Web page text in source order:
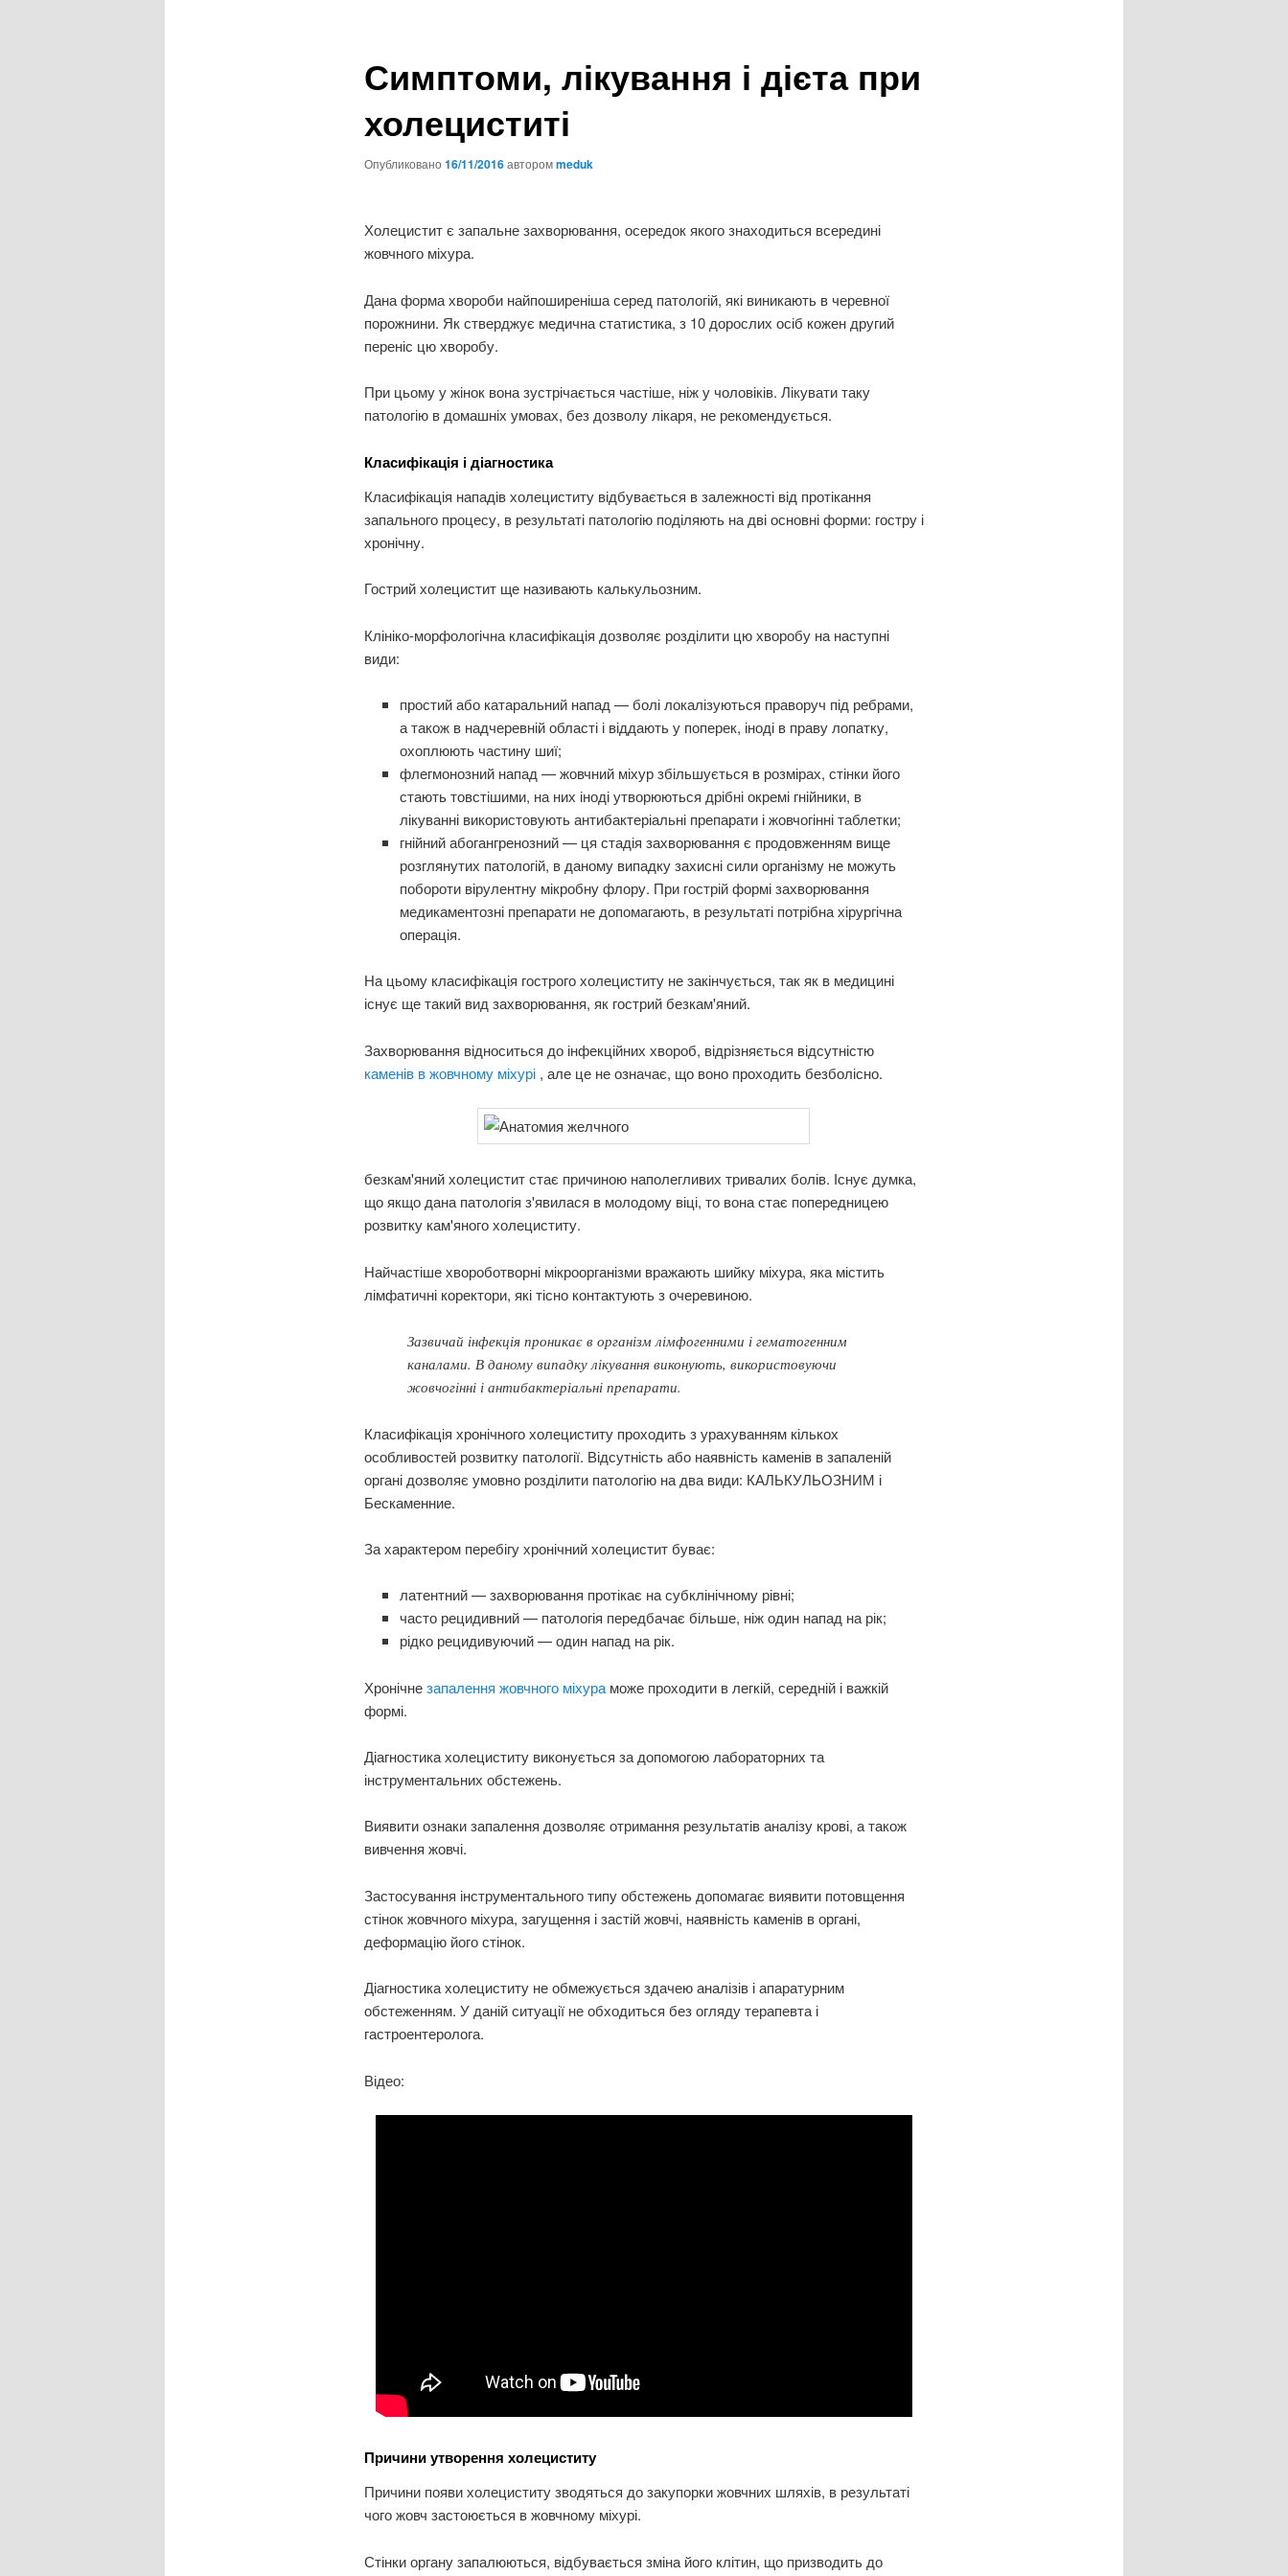
Симптоми, лікування і дієта при
холециститі
Опубликовано 16/11/2016авторомmeduk
Холецистит є запальне захворювання, осередок якого знаходиться всередині
жовчного міхура.
Дана форма хвороби найпоширеніша серед патологій, які виникають в черевної
порожнини. Як стверджує медична статистика, з 10 дорослих осіб кожен другий
переніс цю хворобу.
При цьому у жінок вона зустрічається частіше, ніж у чоловіків. Лікувати таку
патологію в домашніх умовах, без дозволу лікаря, не рекомендується.
Класифікація і діагностика
Класифікація нападів холециститу відбувається в залежності від протікання
запального процесу, в результаті патологію поділяють на дві основні форми: гостру і
хронічну.
Гострий холецистит ще називають калькульозним.
Клініко-морфологічна класифікація дозволяє розділити цю хворобу на наступні
види:
простий або катаральний напад — болі локалізуються праворуч під ребрами,
а також в надчеревній області і віддають у поперек, іноді в праву лопатку,
охоплюють частину шиї;
флегмонозний напад — жовчний міхур збільшується в розмірах, стінки його
стають товстішими, на них іноді утворюються дрібні окремі гнійники, в
лікуванні використовують антибактеріальні препарати і жовчогінні таблетки;
гнійний абогангренозний — ця стадія захворювання є продовженням вище
розглянутих патологій, в даному випадку захисні сили організму не можуть
побороти вірулентну мікробну флору. При гострій формі захворювання
медикаментозні препарати не допомагають, в результаті потрібна хірургічна
операція.
На цьому класифікація гострого холециститу не закінчується, так як в медицині
існує ще такий вид захворювання, як гострий безкам'яний.
Захворювання відноситься до інфекційних хвороб, відрізняється відсутністю
каменів в жовчному міхурі , але це не означає, що воно проходить безболісно.
безкам'яний холецистит стає причиною наполегливих тривалих болів. Існує думка,
що якщо дана патологія з'явилася в молодому віці, то вона стає попередницею
розвитку кам'яного холециститу.
Найчастіше хвороботворні мікроорганізми вражають шийку міхура, яка містить
лімфатичні коректори, які тісно контактують з очеревиною.
Зазвичай інфекція проникає в організм лімфогенними і гематогенним
каналами. В даному випадку лікування виконують, використовуючи
жовчогінні і антибактеріальні препарати.
Класифікація хронічного холециститу проходить з урахуванням кількох
особливостей розвитку патології. Відсутність або наявність каменів в запаленій
органі дозволяє умовно розділити патологію на два види: КАЛЬКУЛЬОЗНИМ і
Бескаменние.
За характером перебігу хронічний холецистит буває:
латентний — захворювання протікає на субклінічному рівні;
часто рецидивний — патологія передбачає більше, ніж один напад на рік;
рідко рецидивуючий — один напад на рік.
Хронічнезапалення жовчного міхура може проходити в легкій, середній і важкій
формі.
Діагностика холециститу виконується за допомогою лабораторних та
інструментальних обстежень.
Виявити ознаки запалення дозволяє отримання результатів аналізу крові, а також
вивчення жовчі.
Застосування інструментального типу обстежень допомагає виявити потовщення
стінок жовчного міхура, загущення і застій жовчі, наявність каменів в органі,
деформацію його стінок.
Діагностика холециститу не обмежується здачею аналізів і апаратурним
обстеженням. У даній ситуації не обходиться без огляду терапевта і
гастроентеролога.
Відео:
Причини утворення холециститу
Причини появи холециститу зводяться до закупорки жовчних шляхів, в результаті
чого жовч застоюється в жовчному міхурі.
Стінки органу запалюються, відбувається зміна його клітин, що призводить до